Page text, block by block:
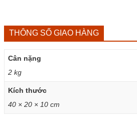
THÔNG SỐ GIAO HÀNG
Cân nặng
2 kg
Kích thước
40 × 20 × 10 cm